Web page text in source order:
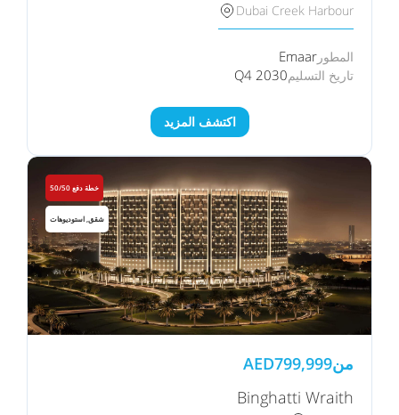
Dubai Creek Harbour
المطور Emaar
تاريخ التسليمQ4 2030
اكتشف المزيد
خطة دفع 50/50
شقق, استوديوهات
من AED799,999
Binghatti Wraith